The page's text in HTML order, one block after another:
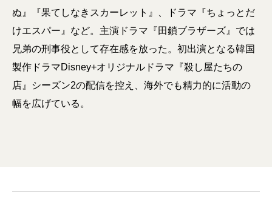
ぬ』『果てしなきスカーレット』、ドラマ『ちょっとだ
けエスパー』など。主演ドラマ『田鎖ブラザーズ』では
兄弟の刑事役として存在感を放った。初出演となる韓国
製作ドラマDisney+オリジナルドラマ『殺し屋たちの
店』シーズン2の配信を控え、海外でも精力的に活動の
幅を広げている。